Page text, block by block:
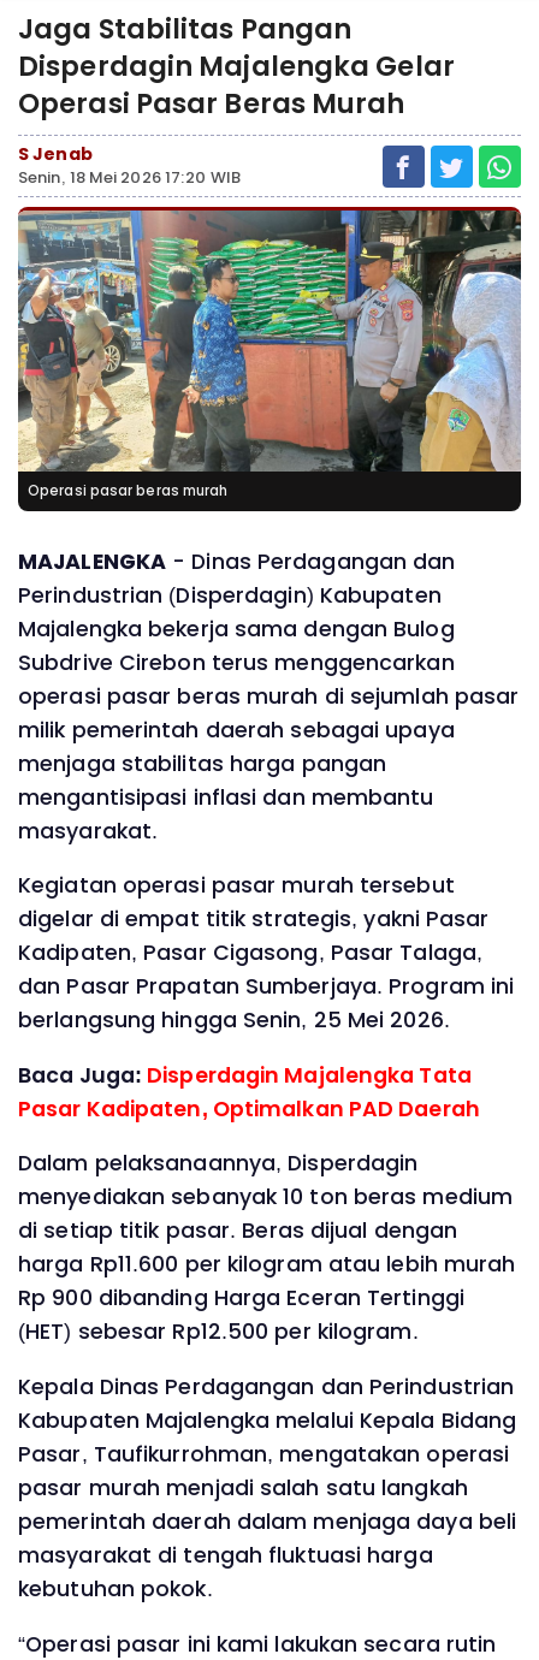
Jaga Stabilitas Pangan
Disperdagin Majalengka Gelar
Operasi Pasar Beras Murah
S Jenab
Senin, 18 Mei 2026 17:20 WIB
Operasi pasar beras murah
MAJALENGKA - Dinas Perdagangan dan
Perindustrian (Disperdagin) Kabupaten
Majalengka bekerja sama dengan Bulog
Subdrive Cirebon terus menggencarkan
operasi pasar beras murah di sejumlah pasar
milik pemerintah daerah sebagai upaya
menjaga stabilitas harga pangan
mengantisipasi inflasi dan membantu
masyarakat.
Kegiatan operasi pasar murah tersebut
digelar di empat titik strategis, yakni Pasar
Kadipaten, Pasar Cigasong, Pasar Talaga,
dan Pasar Prapatan Sumberjaya. Program ini
berlangsung hingga Senin, 25 Mei 2026.
Baca Juga: Disperdagin Majalengka Tata
Pasar Kadipaten, Optimalkan PAD Daerah
Dalam pelaksanaannya, Disperdagin
menyediakan sebanyak 10 ton beras medium
di setiap titik pasar. Beras dijual dengan
harga Rp11.600 per kilogram atau lebih murah
Rp 900 dibanding Harga Eceran Tertinggi
(HET) sebesar Rp12.500 per kilogram.
Kepala Dinas Perdagangan dan Perindustrian
Kabupaten Majalengka melalui Kepala Bidang
Pasar, Taufikurrohman, mengatakan operasi
pasar murah menjadi salah satu langkah
pemerintah daerah dalam menjaga daya beli
masyarakat di tengah fluktuasi harga
kebutuhan pokok.
“Operasi pasar ini kami lakukan secara rutin